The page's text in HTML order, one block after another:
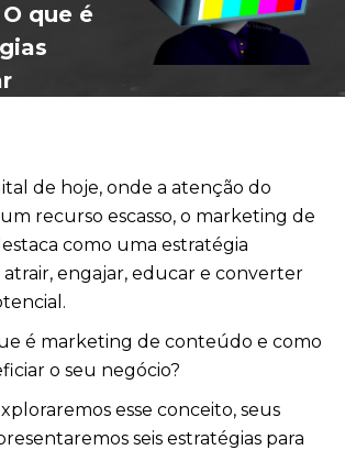
que é
de hoje, onde a atenção do
recurso escasso, o marketing de
como uma estratégia
atrair, engajar, educar e converter
é marketing de conteúdo e como
o seu negócio?
esse conceito, seus
seis estratégias para